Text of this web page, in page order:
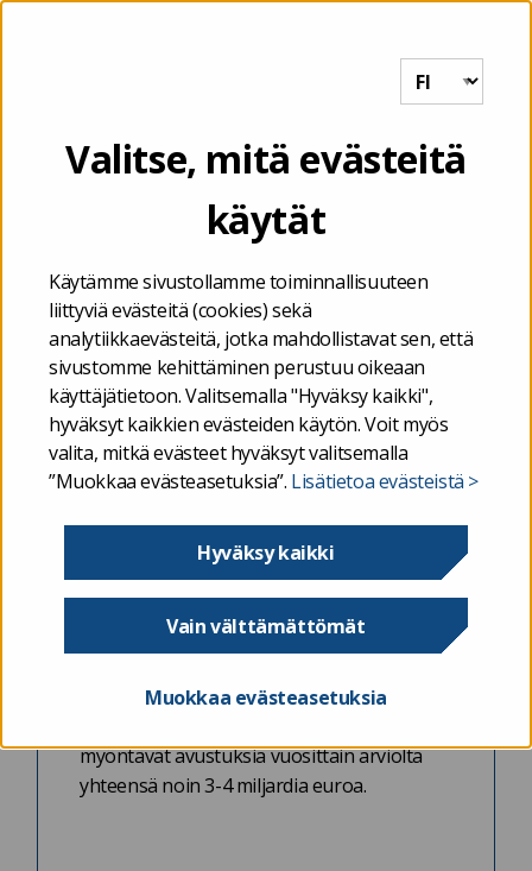
Valitse, mitä evästeitä
käytät
Käytämme sivustollamme toiminnallisuuteen
liittyviä evästeitä (cookies) sekä
analytiikkaevästeitä, jotka mahdollistavat sen, että
sivustomme kehittäminen perustuu oikeaan
käyttäjätietoon. Valitsemalla "Hyväksy kaikki",
hyväksyt kaikkien evästeiden käytön. Voit myös
valita, mitkä evästeet hyväksyt valitsemalla
”Muokkaa evästeasetuksia”. Lisätietoa evästeistä >
Hyväksy kaikki
Vain välttämättömät
Muokkaa evästeasetuksia
Valtionavustukset -
Tutkiavustuksia.fi
Valtionavustukset ovat valtion varoista
myönnettävää harkinnanvaraista julkista
tarpeelliseksi katsottavaa toimintaa tai
myöntävät avustuksia vuosittain arviolta
yhteensä noin 3-4 miljardia euroa.